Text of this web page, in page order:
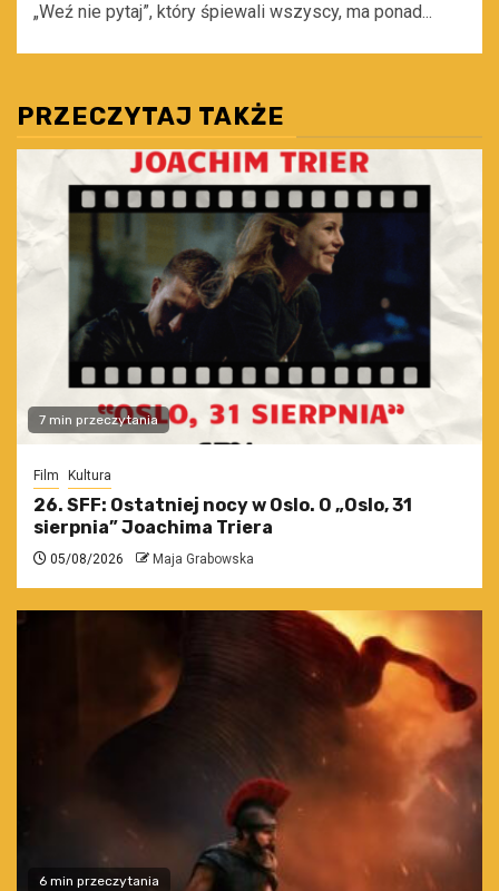
„Weź nie pytaj”, który śpiewali wszyscy, ma ponad...
PRZECZYTAJ TAKŻE
7 min przeczytania
Film Kultura
26. SFF: Ostatniej nocy w Oslo. O „Oslo, 31
sierpnia” Joachima Triera
05/08/2026 Maja Grabowska
6 min przeczytania